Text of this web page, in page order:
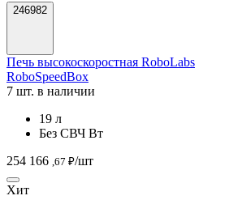
246982
Печь высокоскоростная RoboLabs
RoboSpeedBox
7 шт. в наличии
19 л
Без СВЧ Вт
254 166 ,67 ₽/шт
Хит